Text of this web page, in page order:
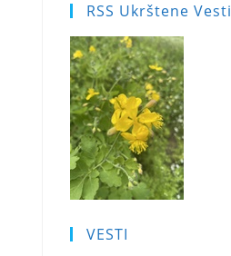
RSS Ukrštene Vesti
VESTI